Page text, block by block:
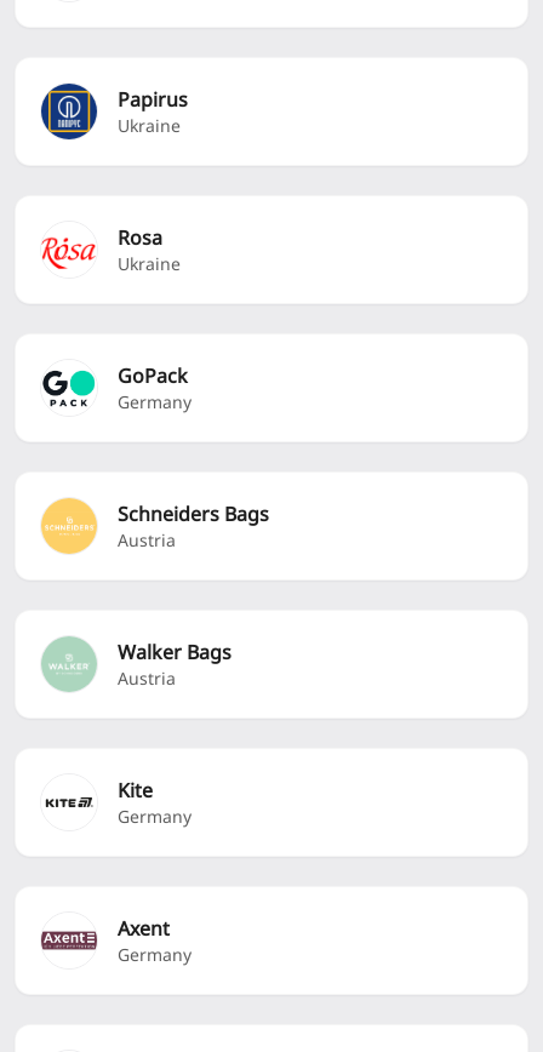
Papirus
Ukraine
Rosa
Ukraine
GoPack
Germany
Schneiders Bags
Austria
Walker Bags
Austria
Kite
Germany
Axent
Germany